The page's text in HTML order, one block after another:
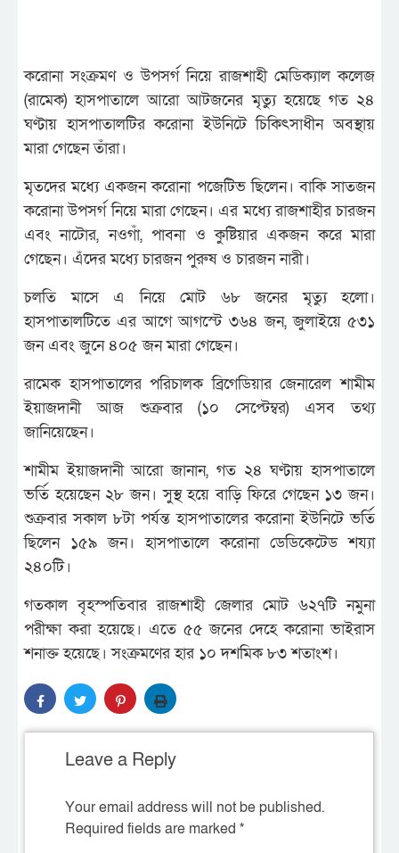
করোনা সংক্রমণ ও উপসর্গ নিয়ে রাজশাহী মেডিক্যাল কলেজ
(রামেক) হাসপাতালে আরো আটজনের মৃত্যু হয়েছে গত ২৪
ঘণ্টায় হাসপাতালটির করোনা ইউনিটে চিকিৎসাধীন অবস্থায়
মারা গেছেন তাঁরা।
মৃতদের মধ্যে একজন করোনা পজেটিভ ছিলেন। বাকি সাতজন
করোনা উপসর্গ নিয়ে মারা গেছেন। এর মধ্যে রাজশাহীর চারজন
এবং নাটোর, নওগাঁ, পাবনা ও কুষ্টিয়ার একজন করে মারা
গেছেন। এঁদের মধ্যে চারজন পুরুষ ও চারজন নারী।
চলতি মাসে এ নিয়ে মোট ৬৮ জনের মৃত্যু হলো।
হাসপাতালটিতে এর আগে আগস্টে ৩৬৪ জন, জুলাইয়ে ৫৩১
জন এবং জুনে ৪০৫ জন মারা গেছেন।
রামেক হাসপাতালের পরিচালক ব্রিগেডিয়ার জেনারেল শামীম
ইয়াজদানী আজ শুক্রবার (১০ সেপ্টেম্বর) এসব তথ্য
জানিয়েছেন।
শামীম ইয়াজদানী আরো জানান, গত ২৪ ঘণ্টায় হাসপাতালে
ভর্তি হয়েছেন ২৮ জন। সুস্থ হয়ে বাড়ি ফিরে গেছেন ১৩ জন।
শুক্রবার সকাল ৮টা পর্যন্ত হাসপাতালের করোনা ইউনিটে ভর্তি
ছিলেন ১৫৯ জন। হাসপাতালে করোনা ডেডিকেটেড শয্যা
২৪০টি।
গতকাল বৃহস্পতিবার রাজশাহী জেলার মোট ৬২৭টি নমুনা
পরীক্ষা করা হয়েছে। এতে ৫৫ জনের দেহে করোনা ভাইরাস
শনাক্ত হয়েছে। সংক্রমণের হার ১০ দশমিক ৮৩ শতাংশ।
Leave a Reply
Your email address will not be published.
Required fields are marked *